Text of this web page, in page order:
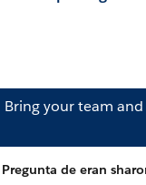
Bring your team
Pregunta de eran